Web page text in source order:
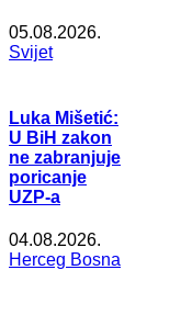
05.08.2026.
Svijet
Luka Mišetić:
U BiH zakon
ne zabranjuje
poricanje
UZP-a
04.08.2026.
Herceg Bosna